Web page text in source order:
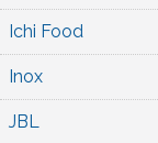
Ichi Food
Inox
JBL